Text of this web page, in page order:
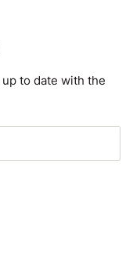
to date with the